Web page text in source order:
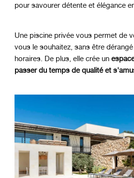
pour savourer détente et élégance
Une piscine privée vous permet de
vous le souhaitez, sans être
horaires. De plus, elle crée un
passer du temps de qualité et